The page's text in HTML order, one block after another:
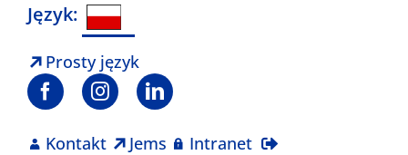
Skip
content
Język:
Prosty język
Kontakt Jems Intranet